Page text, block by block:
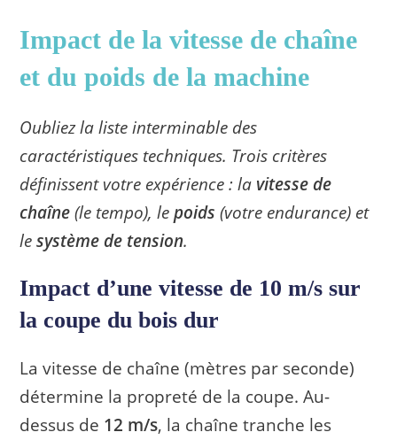
Impact de la vitesse de chaîne
et du poids de la machine
Oubliez la liste interminable des
caractéristiques techniques. Trois critères
définissent votre expérience : la vitesse de
chaîne(le tempo), lepoids (votre endurance) et
lesystème de tension.
Impact d’une vitesse de 10 m/s sur
la coupe du bois dur
La vitesse de chaîne (mètres par seconde)
détermine la propreté de la coupe. Au-
dessus de 12 m/s, la chaîne tranche les